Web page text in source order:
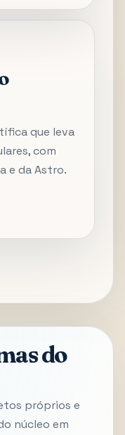
que leva
com
e da Astro.
do
próprios e
núcleo em